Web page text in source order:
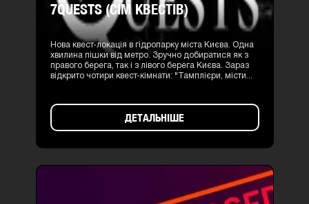
7QUESTS (СІМ КВЕСТІВ)
Нова квест-локація в гідропарку міста Києва. Одна
хвилина пішки від метро. Зручно добиратися як з
правого берега, так і з лівого берега Києва. Зараз
відкрито чотири квест-кімнати: "Тамплієри, місти...
ДЕТАЛЬНІШЕ